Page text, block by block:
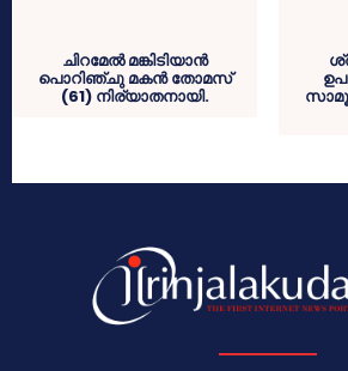
ചിറമേല്‍ മങ്കിടിയാന്‍
പൊറിഞ്ചു മകന്‍ തോമസ്
(61) നിര്യാതനായി.